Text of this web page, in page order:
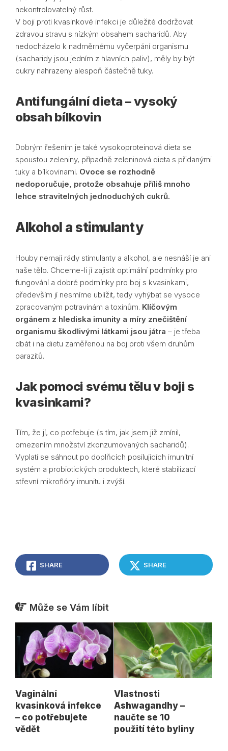
nekontrolovatelný růst.
V boji proti kvasinkové infekci je důležité dodržovat
zdravou stravu s nízkým obsahem sacharidů. Aby
nedocházelo k nadměrnému vyčerpání organismu
(sacharidy jsou jedním z hlavních paliv), měly by být
cukry nahrazeny alespoň částečně tuky.
Antifungální dieta – vysoký
obsah bílkovin
Dobrým řešením je také vysokoproteinová dieta se
spoustou zeleniny, případně zeleninová dieta s přidanými
tuky a bílkovinami. Ovoce se rozhodně
nedoporučuje, protože obsahuje příliš mnoho
lehce stravitelných jednoduchých cukrů.
Alkohol a stimulanty
Houby nemají rády stimulanty a alkohol, ale nesnáší je ani
naše tělo. Chceme-li jí zajistit optimální podmínky pro
fungování a dobré podmínky pro boj s kvasinkami,
především jí nesmíme ublížit, tedy vyhýbat se vysoce
zpracovaným potravinám a toxinům. Klíčovým
orgánem z hlediska imunity a míry znečištění
organismu škodlivými látkami jsou játra – je třeba
dbát i na dietu zaměřenou na boj proti všem druhům
parazitů.
Jak pomoci svému tělu v boji s
kvasinkami?
Tím, že jí, co potřebuje (s tím, jak jsem již zmínil,
omezením množství zkonzumovaných sacharidů).
Vyplatí se sáhnout po doplňcích posilujících imunitní
systém a probiotických produktech, které stabilizací
střevní mikroflóry imunitu i zvýší.
SHARE SHARE
Může se Vám líbit
Vaginální
kvasinková infekce
– co potřebujete
vědět
Vlastnosti
Ashwagandhy –
naučte se 10
použití této byliny